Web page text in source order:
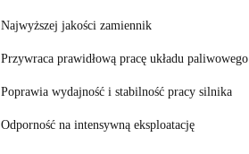
Najwyższej jakości zamiennik
Przywraca prawidłową pracę układu paliwowego
Poprawia wydajność i stabilność pracy silnika
Odporność na intensywną eksploatację